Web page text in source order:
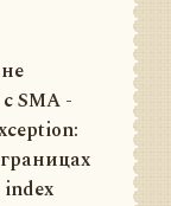
SMA -
index